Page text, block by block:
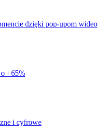
dzięki pop-upom wideo
+65%
i cyfrowe